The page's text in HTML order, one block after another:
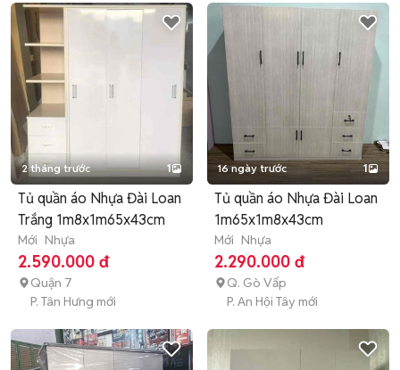
2 tháng trước 1
Tủ quần áo Nhựa Đài Loan
Trắng 1m8x1m65x43cm
Mới Nhựa
2.590.000 đ
Quận 7
P. Tân Hưng mới
16 ngày trước 1
Tủ quần áo Nhựa Đài Loan
1m65x1m8x43cm
Mới Nhựa
2.290.000 đ
Q. Gò Vấp
P. An Hội Tây mới